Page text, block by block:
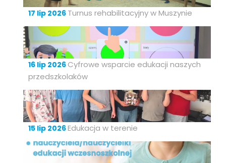
17 lip 2026 Turnus rehabilitacyjny w Muszynie
16 lip 2026 Cyfrowe wsparcie edukacji naszych
przedszkolaków
15 lip 2026Edukacja w terenie